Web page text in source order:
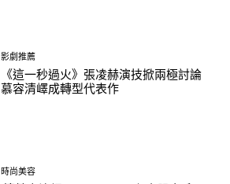
影劇推薦
《這一秒過火》張凌赫演技掀兩極討論
慕容清嶧成轉型代表作
時尚美容